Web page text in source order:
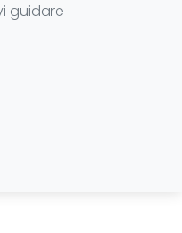
guidare